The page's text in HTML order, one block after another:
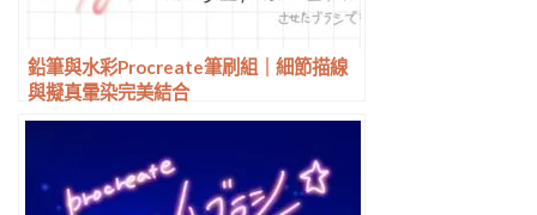
鉛筆與水彩Procreate筆刷組｜細節描線
與擬真暈染完美結合